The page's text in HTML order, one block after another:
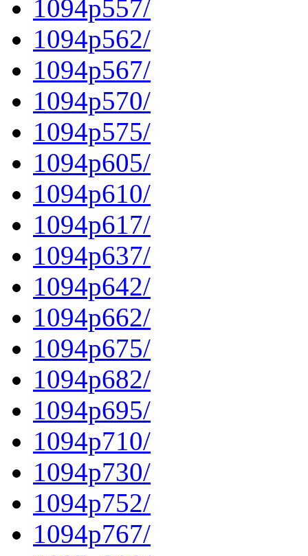
1094p557/
1094p562/
1094p567/
1094p570/
1094p575/
1094p605/
1094p610/
1094p617/
1094p637/
1094p642/
1094p662/
1094p675/
1094p682/
1094p695/
1094p710/
1094p730/
1094p752/
1094p767/